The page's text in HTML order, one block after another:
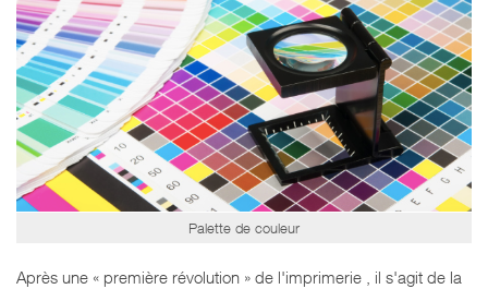
Palette de couleur
Après une « première révolution » de l'imprimerie , il s'agit de la